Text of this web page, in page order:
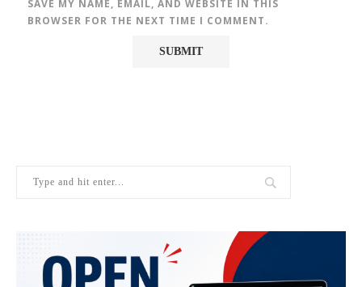
SAVE MY NAME, EMAIL, AND WEBSITE IN THIS
BROWSER FOR THE NEXT TIME I COMMENT.